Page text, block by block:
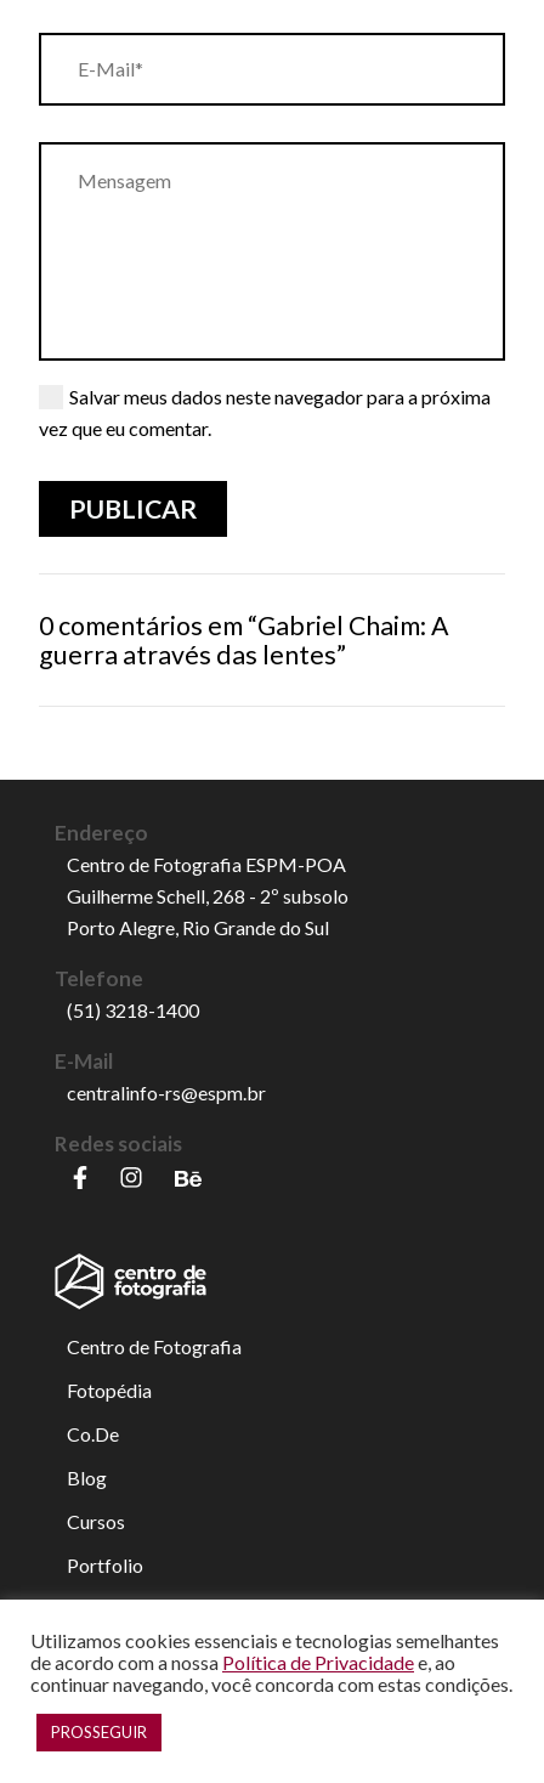
0 comentários em “Gabriel Chaim: A
guerra através das lentes”
Salvar meus dados neste navegador para a próxima
vez que eu comentar.
Endereço
Centro de Fotografia ESPM-POA
Guilherme Schell, 268 - 2º subsolo
Porto Alegre, Rio Grande do Sul
Telefone
(51) 3218-1400
E-Mail
centralinfo-rs@espm.br
Redes sociais
Centro de Fotografia
Fotopédia
Co.De
Blog
Cursos
Portfolio
Contato
Desenvolvido por
Utilizamos cookies essenciais e tecnologias semelhantes
de acordo com a nossa Política de Privacidadee, ao
continuar navegando, você concorda com estas condições.
PROSSEGUIR